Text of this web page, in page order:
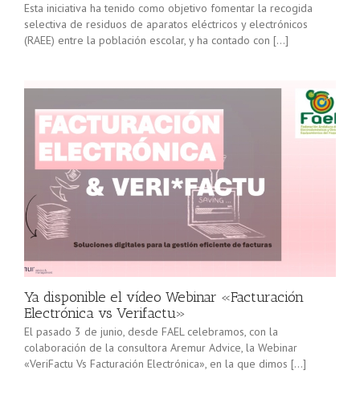
Esta iniciativa ha tenido como objetivo fomentar la recogida
selectiva de residuos de aparatos eléctricos y electrónicos
(RAEE) entre la población escolar, y ha contado con […]
Ya disponible el vídeo Webinar «Facturación
Electrónica vs Verifactu»
El pasado 3 de junio, desde FAEL celebramos, con la
colaboración de la consultora Aremur Advice, la Webinar
«VeriFactu Vs Facturación Electrónica», en la que dimos […]